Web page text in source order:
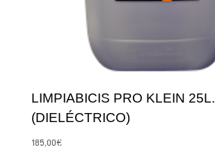
LIMPIABICIS PRO KLEIN 25L.
(DIELÉCTRICO)
185,00€